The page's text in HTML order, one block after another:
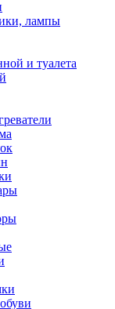
лампы
и туалета